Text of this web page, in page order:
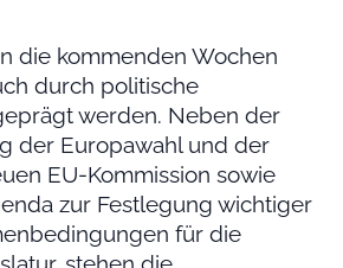
die kommenden Wochen
durch politische
werden. Neben der
der Europawahl und der
EU-Kommission sowie
zur Festlegung wichtiger
für die